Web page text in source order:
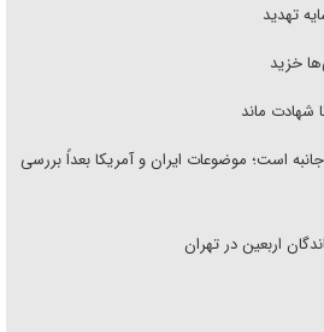
تهدید
خزید
شهادت ماند
است؛ موضوعات ایران و آمریکا بعداً بررسی
اربعین در تهران